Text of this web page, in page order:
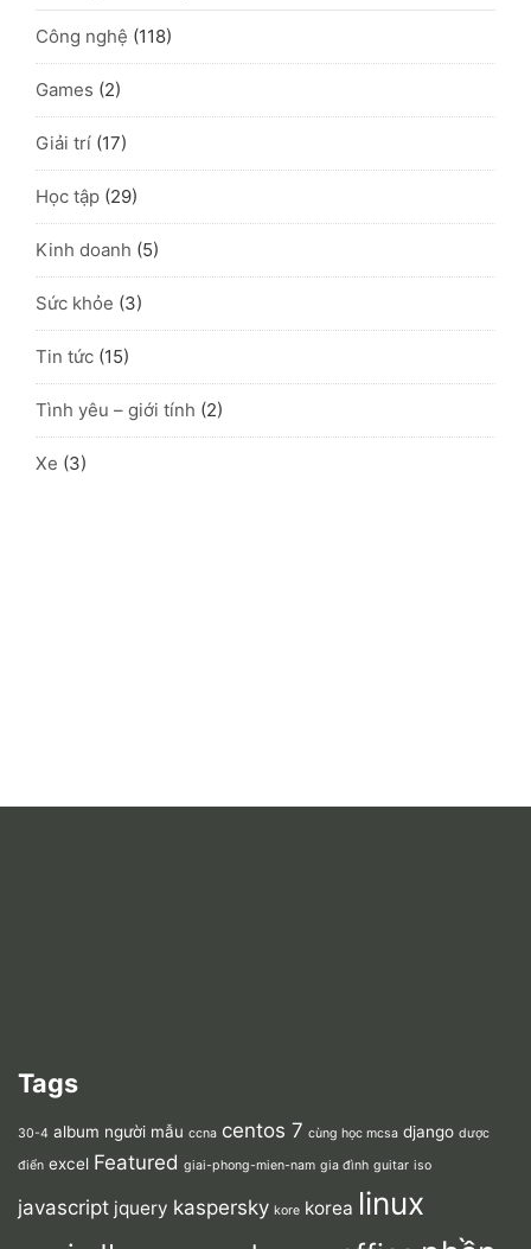
Công nghệ (118)
Games (2)
Giải trí (17)
Học tập (29)
Kinh doanh (5)
Sức khỏe (3)
Tin tức (15)
Tình yêu – giới tính (2)
Xe (3)
Tags
30-4 album người mẫu ccna centos 7 cùng học mcsa django dược
điển excel Featured giai-phong-mien-nam gia đình guitar iso
javascript jquery kaspersky kore korea linux